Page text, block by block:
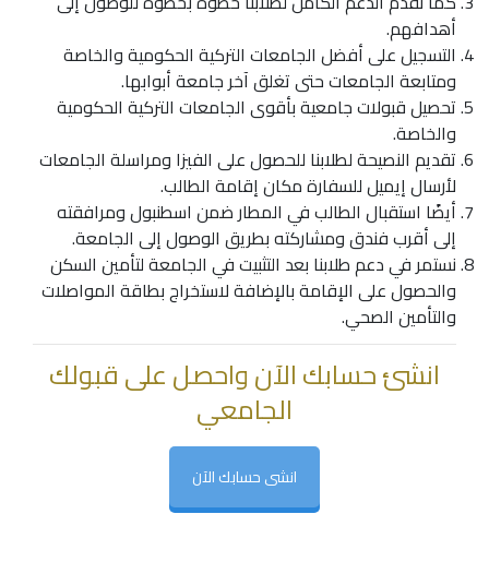
أهدافهم.
التسجيل على أفضل الجامعات التركية الحكومية والخاصة
ومتابعة الجامعات حتى تغلق آخر جامعة أبوابها.
تحصيل قبولات جامعية بأقوى الجامعات التركية الحكومية
والخاصة.
تقديم النصيحة لطلابنا للحصول على الفيزا ومراسلة الجامعات
لأرسال إيميل للسفارة مكان إقامة الطالب.
أيضًا استقبال الطالب في المطار ضمن اسطنبول ومرافقته
إلى أقرب فندق ومشاركته بطريق الوصول إلى الجامعة.
نستمر في دعم طلابنا بعد التثبيت في الجامعة لتأمين السكن
والحصول على الإقامة بالإضافة لاستخراج بطاقة المواصلات
والتأمين الصحي.
انشئ حسابك الآن واحصل على قبولك
الجامعي
انشى حسابك الآن